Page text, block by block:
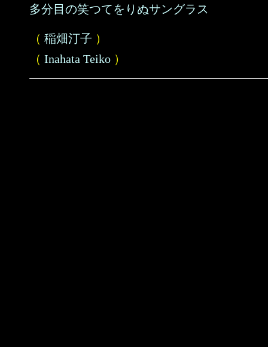
多分目の笑つてをりぬサングラス
（ 稲畑汀子 ）
（ Inahata Teiko ）